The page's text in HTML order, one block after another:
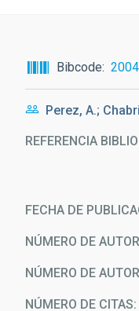
a
la
Bibcode
Perez, A.;
REFERENCIA
FECHA DE
NÚMERO DE
NÚMERO DE
NÚMERO DE CITAS